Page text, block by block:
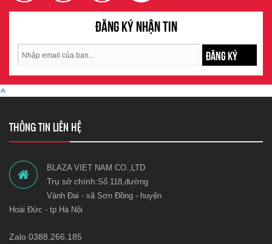
Đăng ký nhận tin
ĐĂNG KÝ
THÔNG TIN LIÊN HỆ
BLAZA VIET NAM CO.,LTD
Trụ sở chính:Số 118,đường
Vành Đai - xã Sơn Đồng - huyện
Hoài Đức - tp Hà Nội
Zalo 0388.266.185